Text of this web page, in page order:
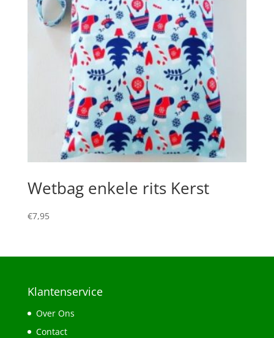
Wetbag enkele rits Kerst
€7,95
Klantenservice
Over Ons
Contact